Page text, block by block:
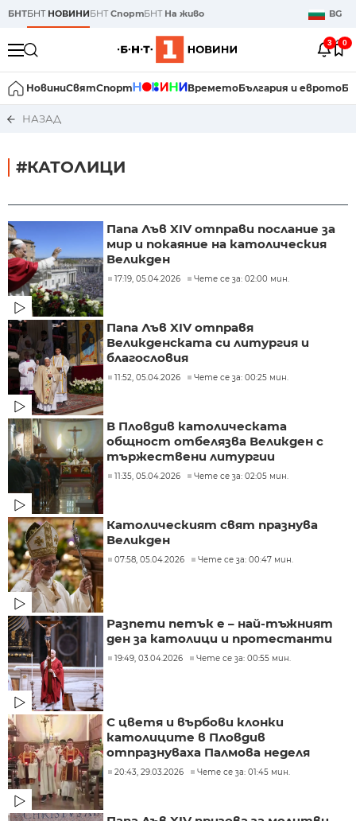
БНТБНТ НОВИНИБНТСпортБНТ На живо BG
3 0
НовиниСвятСпорт ВреметоБългария и еврото
НАЗАД
#КАТОЛИЦИ
Папа Лъв XIV отправи послание за
мир и покаяние на католическия
Великден
17:19, 05.04.2026 Чете се за: 02:00 мин.
Папа Лъв XIV отправя
Великденската си литургия и
благословия
11:52, 05.04.2026 Чете се за: 00:25 мин.
В Пловдив католическата
общност отбелязва Великден с
тържествени литургии
11:35, 05.04.2026 Чете се за: 02:05 мин.
Католическият свят празнува
Великден
07:58, 05.04.2026 Чете се за: 00:47 мин.
Разпети петък е – най-тъжният
ден за католици и протестанти
19:49, 03.04.2026 Чете се за: 00:55 мин.
С цветя и върбови клонки
католиците в Пловдив
отпразнуваха Палмова неделя
20:43, 29.03.2026 Чете се за: 01:45 мин.